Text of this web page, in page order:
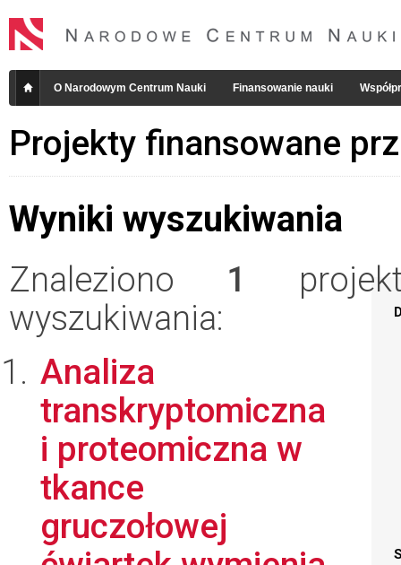
O Narodowym Centrum Nauki Finansowanie nauki
Projekty finansowane
Wyniki wyszukiwania
Znaleziono 1
wyszukiwania:
Analiza
transkryptomiczna
i proteomiczna w
tkance
gruczołowej